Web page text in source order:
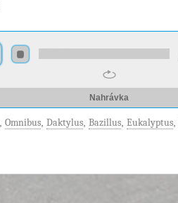
Nahrávka
Omnibus Daktylus Bazillus Eukalyptus